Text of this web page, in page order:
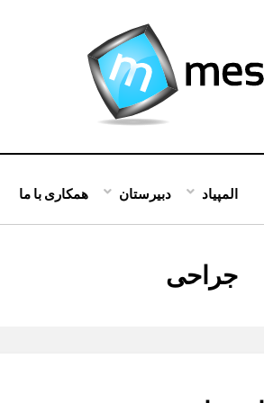
المپیاد دبیرستان همکاری با ما
برچسب
:
جراحی